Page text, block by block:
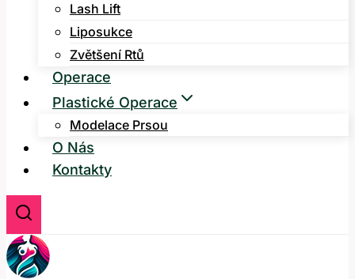
Lash Lift
Liposukce
Zvětšení Rtů
Operace
Plastické Operace
Modelace Prsou
O Nás
Kontakty